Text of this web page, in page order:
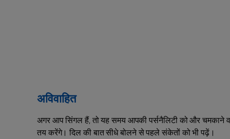
अविवाहित
अगर आप सिंगल हैं, तो यह समय आपकी पर्सनैलिटी को और चमकाने
तय करेंगे। दिल की बात सीधे बोलने से पहले संकेतों को भी पढ़ें।